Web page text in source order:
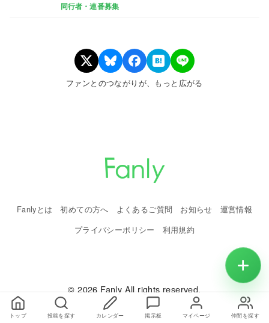
同行者・連番募集
ファンとのつながりが、もっと広がる
Fanlyとは 初めての方へ よくあるご質問 お知らせ
運営情報
プライバシーポリシー
利用規約
© 2026 Fanly All rights reserved.
トップ 投稿を探す カレンダー 掲示板 マイページ 仲間を探す